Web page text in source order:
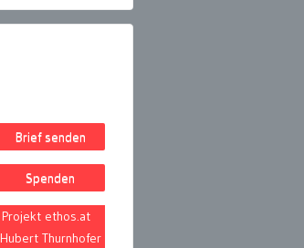
Brief senden
Spenden
Projekt ethos.at
Hubert Thurnhofer